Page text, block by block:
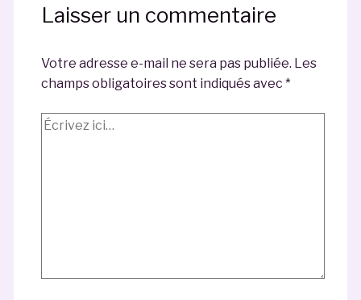
Laisser un commentaire
Votre adresse e-mail ne sera pas publiée. Les
champs obligatoires sont indiqués avec *
Écrivez